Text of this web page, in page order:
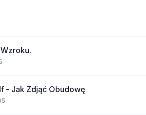
- Jak Zdjąć Obudowę